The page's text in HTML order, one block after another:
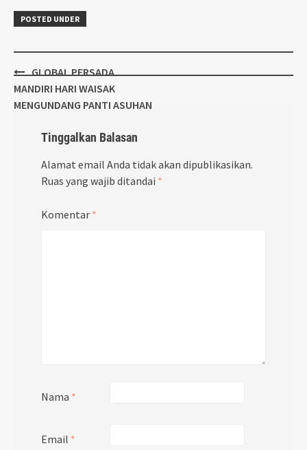
POSTED UNDER
Post
navigation
GLOBAL PERSADA
MANDIRI HARI WAISAK
MENGUNDANG PANTI ASUHAN
Tinggalkan Balasan
Alamat email Anda tidak akan dipublikasikan.
Ruas yang wajib ditandai *
Komentar *
Nama *
Email *